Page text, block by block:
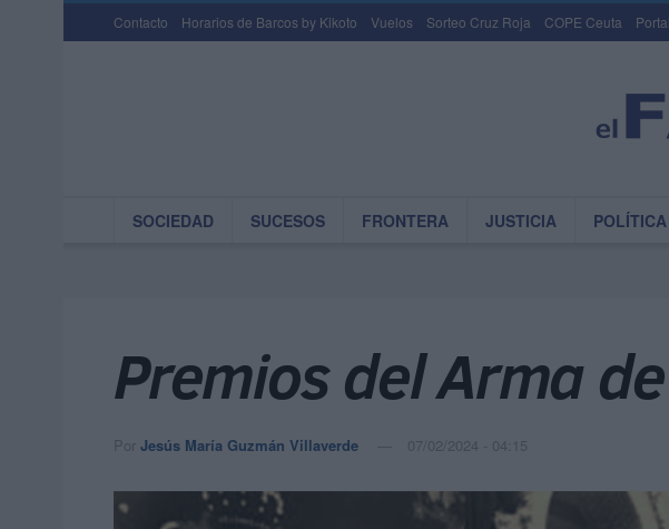
Contacto Horarios de Barcos by Kikoto Vuelos Sorteo Cruz Roja COPE Ceuta
SOCIEDAD SUCESOS FRONTERA JUSTICIA POLÍTICA
Premios del Arma
Por Jesús María Guzmán Villaverde 07/02/2024 - 04:15